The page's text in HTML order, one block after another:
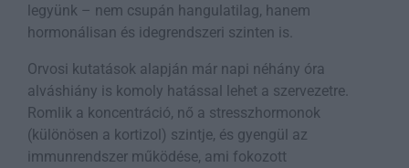
legyünk – nem csupán hangulatilag, hanem
hormonálisan és idegrendszeri szinten is.
Orvosi kutatások alapján már napi néhány óra
alváshiány is komoly hatással lehet a szervezetre.
Romlik a koncentráció, nő a stresszhormonok
(különösen a kortizol) szintje, és gyengül az
immunrendszer működése, ami fokozott